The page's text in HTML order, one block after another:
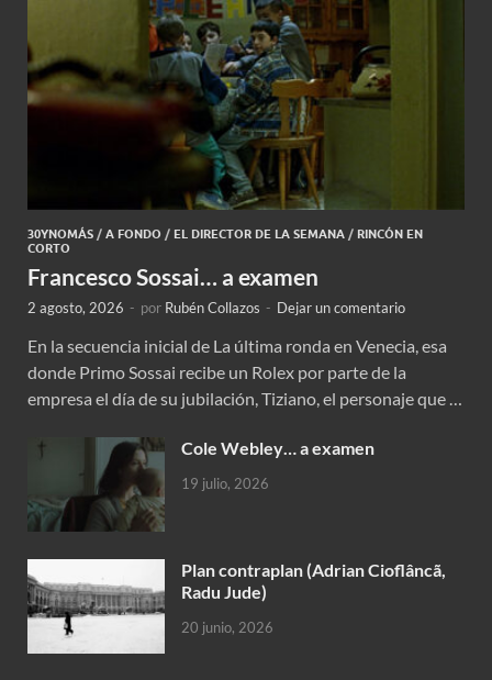
30YNOMÁS / A FONDO / EL DIRECTOR DE LA SEMANA / RINCÓN EN
CORTO
Francesco Sossai… a examen
2 agosto, 2026 - por Rubén Collazos - Dejar un comentario
En la secuencia inicial de La última ronda en Venecia, esa
donde Primo Sossai recibe un Rolex por parte de la
empresa el día de su jubilación, Tiziano, el personaje que …
Cole Webley… a examen
19 julio, 2026
Plan contraplan (Adrian Cioflâncã,
Radu Jude)
20 junio, 2026